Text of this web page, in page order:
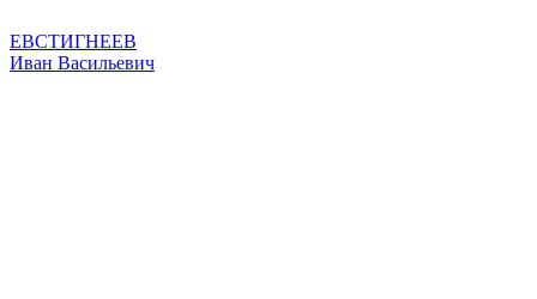
ЕВСТИГНЕЕВ
Иван Васильевич